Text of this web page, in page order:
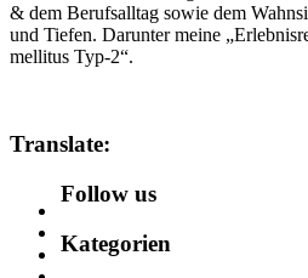
& dem Berufsalltag sowie dem
und Tiefen. Darunter meine
mellitus Typ-2“.
Translate:
Follow us
Kategorien